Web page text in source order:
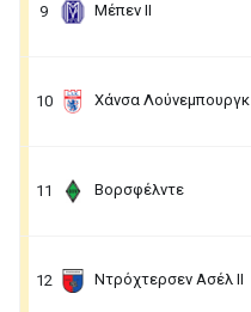
9 Μέπεν ΙΙ
10 Χάνσα Λούνεμπουργκ
11 Βορσφέλντε
12 Ντρόχτερσεν Ασέλ ΙΙ